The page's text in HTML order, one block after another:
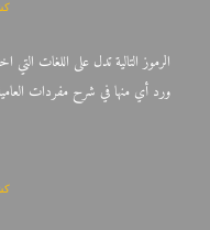
الرموز التالية تدل على اللغات
ورد أي منها في شرح مفردات